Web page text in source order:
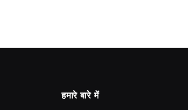
हमारे बारे में